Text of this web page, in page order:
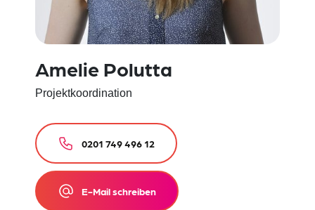
Amelie Polutta
Projektkoordination
0201 749 496 12
E-Mail schreiben